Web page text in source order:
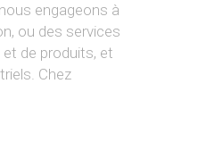
engageons à
ou des services
de produits, et
Chez